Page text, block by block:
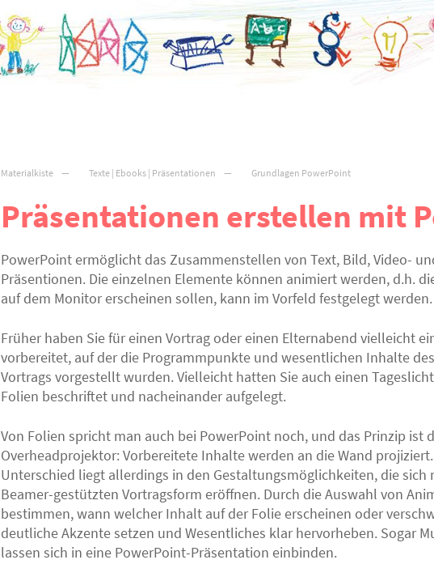
Materialkiste Texte | Ebooks | Präsentationen Grundlagen PowerPoint
Präsentationen erstellen mit
PowerPoint ermöglicht das Zusammenstellen von Text, Bild, Video-
Präsentionen. Die einzelnen Elemente können animiert werden, d.h.
auf dem Monitor erscheinen sollen, kann im Vorfeld festgelegt werden.
Früher haben Sie für einen Vortrag oder einen Elternabend vielleicht
vorbereitet, auf der die Programmpunkte und wesentlichen Inhalte
Vortrags vorgestellt wurden. Vielleicht hatten Sie auch einen
Folien beschriftet und nacheinander aufgelegt.
Von Folien spricht man auch bei PowerPoint noch, und das Prinzip ist
Overheadprojektor: Vorbereitete Inhalte werden an die Wand
Unterschied liegt allerdings in den Gestaltungsmöglichkeiten, die sich
Beamer-gestützten Vortragsform eröffnen. Durch die Auswahl von
bestimmen, wann welcher Inhalt auf der Folie erscheinen oder
deutliche Akzente setzen und Wesentliches klar hervorheben. Sogar
lassen sich in eine PowerPoint-Präsentation einbinden.